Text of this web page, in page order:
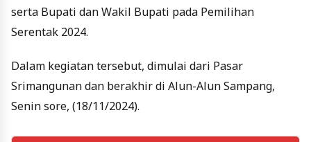
serta Bupati dan Wakil Bupati pada Pemilihan
Serentak 2024.
Dalam kegiatan tersebut, dimulai dari Pasar
Srimangunan dan berakhir di Alun-Alun Sampang,
Senin sore, (18/11/2024).